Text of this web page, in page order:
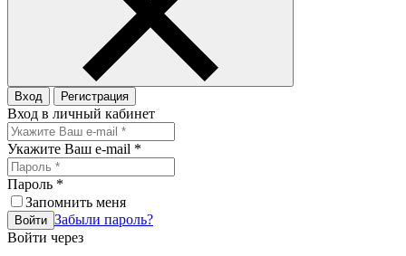
Вход Регистрация
Вход в личный кабинет
Укажите Ваш e-mail *
Пароль *
Запомнить меня
Войти Забыли пароль?
Войти через